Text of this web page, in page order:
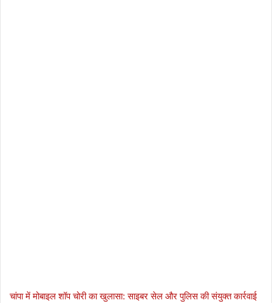
चांपा में मोबाइल शॉप चोरी का खुलासा: साइबर सेल और पुलिस की संयुक्त कार्रवाई